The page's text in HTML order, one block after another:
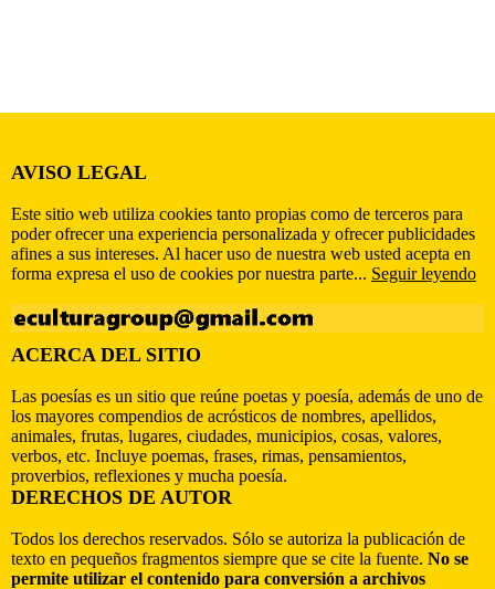
AVISO LEGAL
Este sitio web utiliza cookies tanto propias como de terceros para
poder ofrecer una experiencia personalizada y ofrecer publicidades
afines a sus intereses. Al hacer uso de nuestra web usted acepta en
forma expresa el uso de cookies por nuestra parte... Seguir leyendo
ACERCA DEL SITIO
Las poesías es un sitio que reúne poetas y poesía, además de uno de
los mayores compendios de acrósticos de nombres, apellidos,
animales, frutas, lugares, ciudades, municipios, cosas, valores,
verbos, etc. Incluye poemas, frases, rimas, pensamientos,
proverbios, reflexiones y mucha poesía.
DERECHOS DE AUTOR
Todos los derechos reservados. Sólo se autoriza la publicación de
texto en pequeños fragmentos siempre que se cite la fuente. No se
permite utilizar el contenido para conversión a archivos